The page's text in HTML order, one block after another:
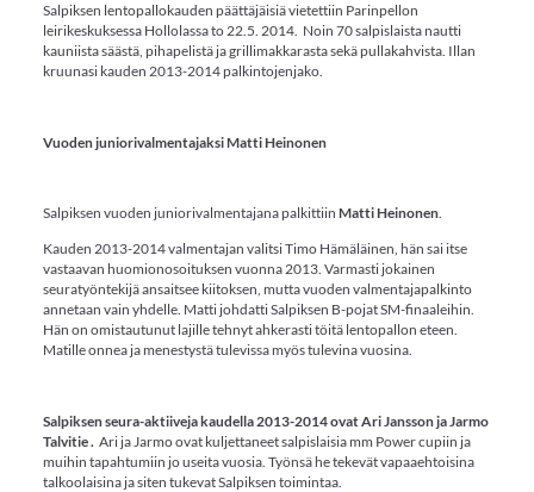
Salpiksen lentopallokauden päättäjäisiä vietettiin Parinpellon
leirikeskuksessa Hollolassa to 22.5. 2014. Noin 70 salpislaista nautti
kauniista säästä, pihapelistä ja grillimakkarasta sekä pullakahvista. Illan
kruunasi kauden 2013-2014 palkintojenjako.
Vuoden juniorivalmentajaksi ­­­­­­­­­­­­­Matti Heinonen
Salpiksen vuoden juniorivalmentajana palkittiin ­­­­­­­­­­­­­Matti Heinonen.
Kauden 2013-2014 valmentajan valitsi Timo Hämäläinen, hän sai itse
vastaavan huomionosoituksen vuonna 2013. Varmasti jokainen
seuratyöntekijä ansaitsee kiitoksen, mutta vuoden valmentajapalkinto
annetaan vain yhdelle. Matti johdatti Salpiksen B-pojat SM-finaaleihin.
Hän on omistautunut lajille tehnyt ahkerasti töitä lentopallon eteen.
Matille onnea ja menestystä tulevissa myös tulevina vuosina.
Salpiksen seura-aktiiveja kaudella 2013-2014 ovat Ari Jansson ja Jarmo
Talvitie . Ari ja Jarmo ovat kuljettaneet salpislaisia mm Power cupiin ja
muihin tapahtumiin jo useita vuosia. Työnsä he tekevät vapaaehtoisina
talkoolaisina ja siten tukevat Salpiksen toimintaa.